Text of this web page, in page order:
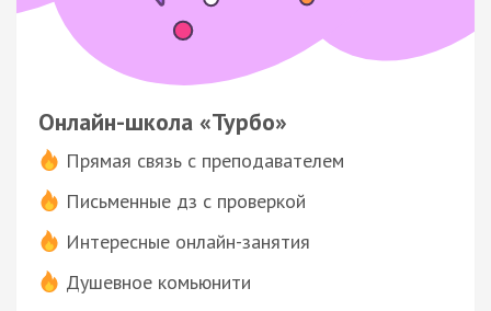
Онлайн-школа «Турбо»
Прямая связь с преподавателем
Письменные дз с проверкой
Интересные онлайн-занятия
Душевное комьюнити